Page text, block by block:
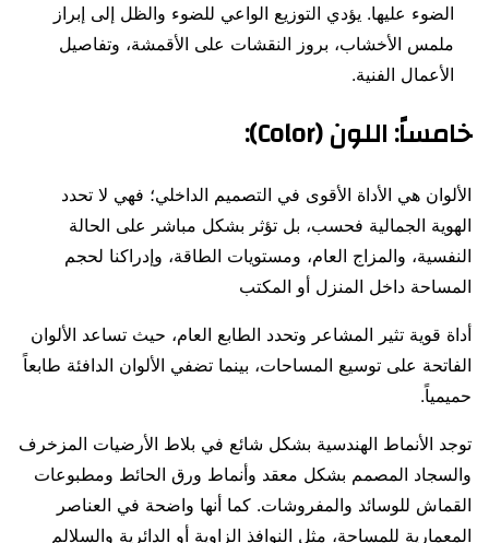
الضوء عليها. يؤدي التوزيع الواعي للضوء والظل إلى إبراز
ملمس الأخشاب، بروز النقشات على الأقمشة، وتفاصيل
الأعمال الفنية.
خامساً:اللون (Color):
الألوان هي الأداة الأقوى في التصميم الداخلي؛ فهي لا تحدد
الهوية الجمالية فحسب، بل تؤثر بشكل مباشر على الحالة
النفسية، والمزاج العام، ومستويات الطاقة، وإدراكنا لحجم
المساحة داخل المنزل أو المكتب
أداة قوية تثير المشاعر وتحدد الطابع العام، حيث تساعد الألوان
الفاتحة على توسيع المساحات، بينما تضفي الألوان الدافئة طابعاً
حميمياً.
توجد الأنماط الهندسية بشكل شائع في بلاط الأرضيات المزخرف
والسجاد المصمم بشكل معقد وأنماط ورق الحائط ومطبوعات
القماش للوسائد والمفروشات. كما أنها واضحة في العناصر
المعمارية للمساحة، مثل النوافذ الزاوية أو الدائرية والسلالم